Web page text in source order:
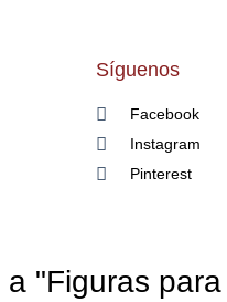
Síguenos
Facebook
Instagram
Pinterest
"Figuras